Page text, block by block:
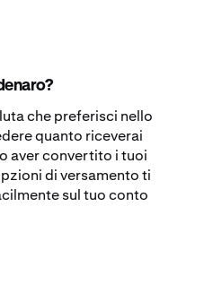
che preferisci nello
quanto riceverai
aver convertito i tuoi
di versamento ti
sul tuo conto